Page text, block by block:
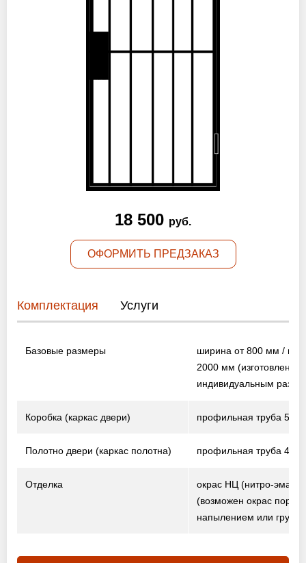
Закажите звонок
Раменское и вся область!
Работаем без выходных!
18 500 руб.
ОФОРМИТЬ ПРЕДЗАКАЗ
Комплектация Услуги
Базовые размеры
ширина от 800 мм /
2000 мм (изготовление
индивидуальным
Коробка (каркас двери) профильная труба
Полотно двери (каркас полотна) профильная труба
Отделка
окрас НЦ (нитро-эмаль)
(возможен окрас
напылением или